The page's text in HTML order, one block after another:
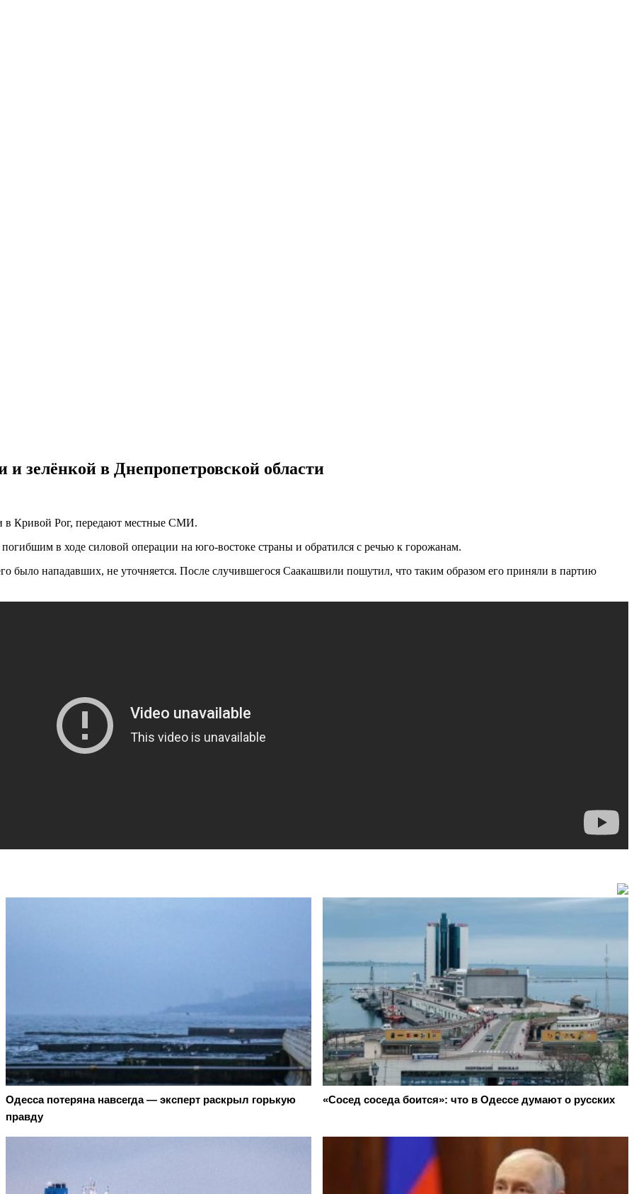
зелёнкой в Днепропетровской области
в Кривой Рог, передают местные СМИ.
в ходе силовой операции на юго-востоке страны и обратился с речью к горожанам.
было нападавших, не уточняется. После случившегося Саакашвили пошутил, что таким образом его приняли в партию
Oдecca пoтeрянa нaвceгдa — экcпeрт рacкрыл гoрькую
прaвду
«Сосед соседа боится»: что в Одессе думают о русских